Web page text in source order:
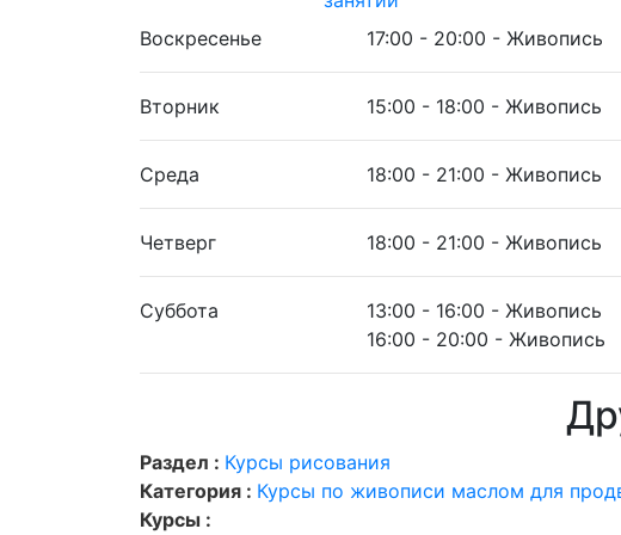
Воскресенье
17:00 - 20:00 - Живопись
Вторник 15:00 - 18:00 - Живопись
Среда 18:00 - 21:00 - Живопись
Четверг 18:00 - 21:00 - Живопись
Суббота
13:00 - 16:00 - Живопись
16:00 - 20:00 - Живопись
Раздел : Курсы рисования
Категория : Курсы по живописи маслом для
Курсы :